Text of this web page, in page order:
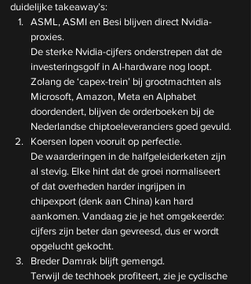
duidelijke takeaway’s:
ASML, ASMI en Besi blijven direct Nvidia-
proxies.
De sterke Nvidia-cijfers onderstrepen dat de
investeringsgolf in AI-hardware nog loopt.
Zolang de ‘capex-trein’ bij grootmachten als
Microsoft, Amazon, Meta en Alphabet
doordendert, blijven de orderboeken bij de
Nederlandse chiptoeleveranciers goed gevuld.
Koersen lopen vooruit op perfectie.
De waarderingen in de halfgeleiderketen zijn
al stevig. Elke hint dat de groei normaliseert
of dat overheden harder ingrijpen in
chipexport (denk aan China) kan hard
aankomen. Vandaag zie je het omgekeerde:
cijfers zijn beter dan gevreesd, dus er wordt
opgelucht gekocht.
Breder Damrak blijft gemengd.
Terwijl de techhoek profiteert, zie je cyclische